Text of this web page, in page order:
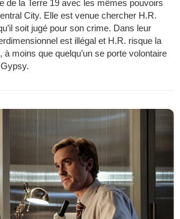
de la Terre 19 avec les mêmes pouvoirs
City. Elle est venue chercher H.R.
soit jugé pour son crime. Dans leur
est illégal et H.R. risque la
moins que quelqu’un se porte volontaire